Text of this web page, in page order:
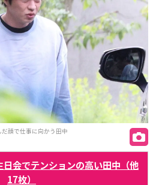
だ顔で仕事に向かう田中
日会でテンションの高い田中（他
17枚）